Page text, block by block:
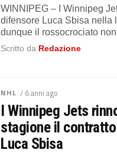
WINNIPEG – I Winnipeg
difensore Luca Sbisa nella
dunque il rossocrociato
Scritto da Redazione
NHL / 6 anni ago
I Winnipeg Jets
stagione il
Luca Sbisa